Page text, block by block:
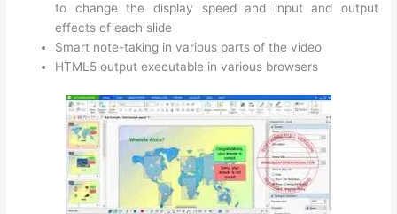
to change the display speed and input and output
effects of each slide
Smart note-taking in various parts of the video
HTML5 output executable in various browsers